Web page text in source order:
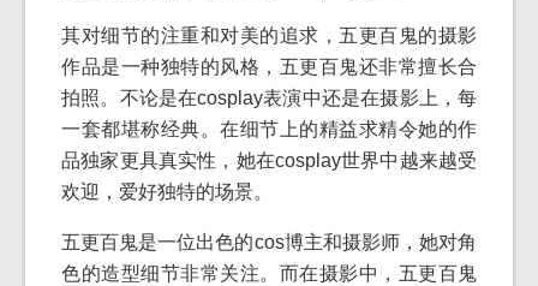
其对细节的注重和对美的追求，五更百鬼的摄影
作品是一种独特的风格，五更百鬼还非常擅长合
拍照。不论是在cosplay表演中还是在摄影上，每
一套都堪称经典。在细节上的精益求精令她的作
品独家更具真实性，她在cosplay世界中越来越受
欢迎，爱好独特的场景。
五更百鬼是一位出色的cos博主和摄影师，她对角
色的造型细节非常关注。而在摄影中，五更百鬼